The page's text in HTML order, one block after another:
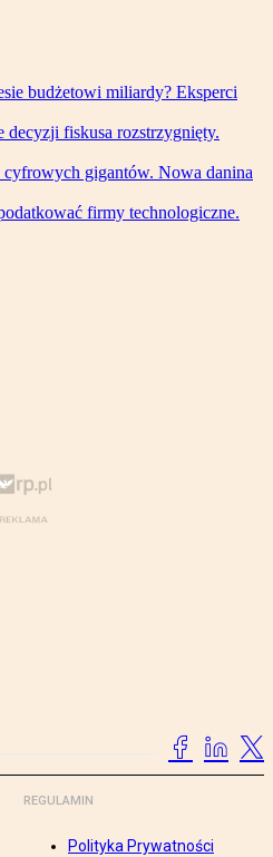
budżetowi miliardy? Eksperci
decyzji fiskusa rozstrzygnięty.
cyfrowych gigantów. Nowa danina
firmy technologiczne.
REGULAMIN
Polityka Prywatności